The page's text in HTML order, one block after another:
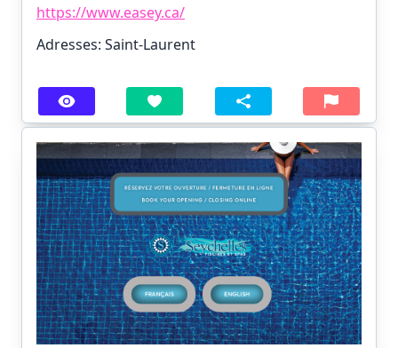
https://www.easey.ca/
Adresses: Saint-Laurent